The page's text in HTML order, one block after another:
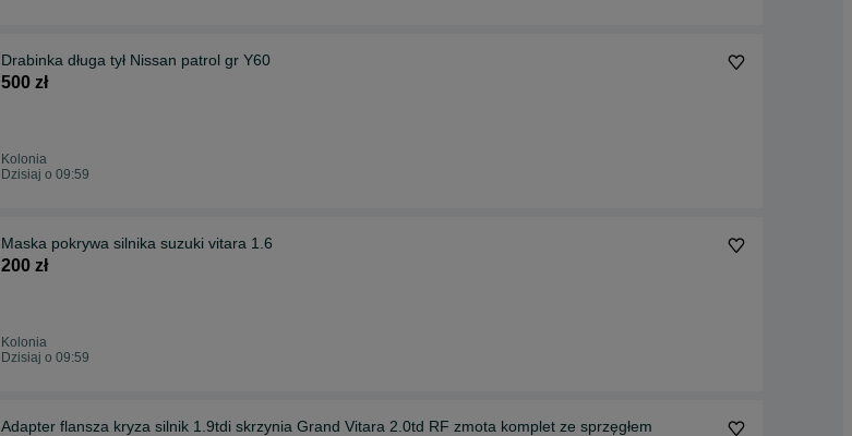
Drabinka długa tył Nissan patrol gr Y60
500 zł
Kolonia
Dzisiaj o 09:59
Maska pokrywa silnika suzuki vitara 1.6
200 zł
Kolonia
Dzisiaj o 09:59
Adapter flansza kryza silnik 1.9tdi skrzynia Grand Vitara 2.0td RF zmota komplet ze sprzęgłem